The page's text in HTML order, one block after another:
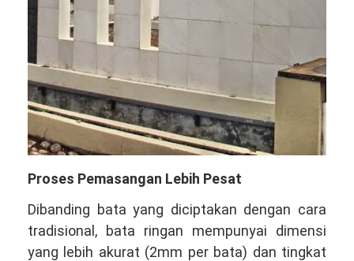
Proses Pemasangan Lebih Pesat
Dibanding bata yang diciptakan dengan cara
tradisional, bata ringan mempunyai dimensi
yang lebih akurat (2mm per bata) dan tingkat